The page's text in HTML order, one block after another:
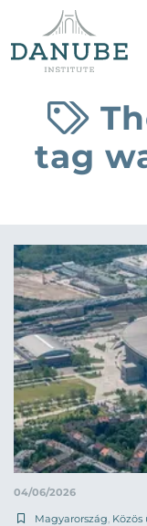
tag
04/06/2026
Magyarország